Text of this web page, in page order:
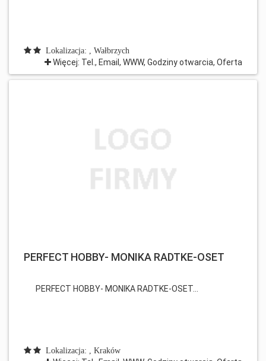
Lokalizacja: , Wałbrzych
Więcej: Tel., Email, WWW, Godziny otwarcia, Oferta
PERFECT HOBBY- MONIKA RADTKE-OSET
PERFECT HOBBY- MONIKA RADTKE-OSET...
Lokalizacja: , Kraków